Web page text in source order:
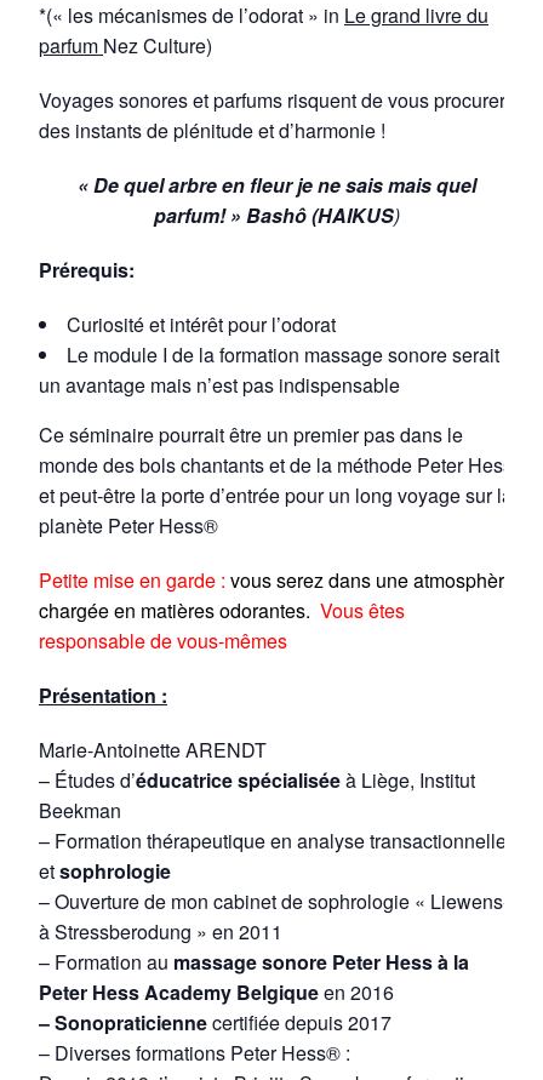
*(« les mécanismes de l’odorat » in Le grand livre du
parfum Nez Culture)
Voyages sonores et parfums risquent de vous procurer
des instants de plénitude et d’harmonie !
« De quel arbre en fleur je ne sais mais quel
parfum! » Bashô (HAIKUS)
Prérequis:
Curiosité et intérêt pour l’odorat
Le module I de la formation massage sonore serait
un avantage mais n’est pas indispensable
Ce séminaire pourrait être un premier pas dans le
monde des bols chantants et de la méthode Peter Hess
et peut-être la porte d’entrée pour un long voyage sur la
planète Peter Hess®
Petite mise en garde : vous serez dans une atmosphère
chargée en matières odorantes. Vous êtes
responsable de vous-mêmes
Présentation :
Marie-Antoinette ARENDT
– Études d’éducatrice spécialiséeà Liège, Institut
Beekman
– Formation thérapeutique en analyse transactionnelle
etsophrologie
– Ouverture de mon cabinet de sophrologie « Liewens-
à Stressberodung » en 2011
– Formation au massage sonore Peter Hess à la
Peter Hess Academy Belgiqueen 2016
– Sonopraticiennecertifiée depuis 2017
– Diverses formations Peter Hess® :